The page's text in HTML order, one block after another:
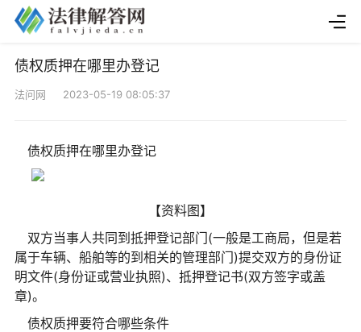
债权质押在哪里办登记
法问网 2023-05-19 08:05:37
债权质押在哪里办登记
【资料图】
双方当事人共同到抵押登记部门(一般是工商局，但是若
属于车辆、船舶等的到相关的管理部门)提交双方的身份证
明文件(身份证或营业执照)、抵押登记书(双方签字或盖
章)。
债权质押要符合哪些条件